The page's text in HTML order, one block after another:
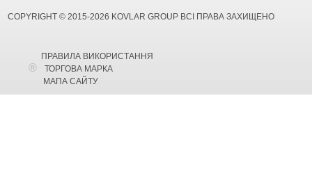
COPYRIGHT © 2015-2026 KOVLAR GROUP ВСІ ПРАВА ЗАХИЩЕНО
ПРАВИЛА ВИКОРИСТАННЯ
ТОРГОВА МАРКА
МАПА САЙТУ